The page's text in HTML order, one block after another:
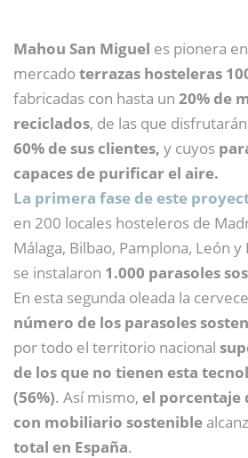
Mahou San Miguel es pionera
mercadoterrazas hosteleras
fabricadas con hasta un 20% de
reciclados, de las que
60% de sus clientes, y cuyos
capaces de purificar el aire.
La primera fase de este
en 200 locales hosteleros de
Málaga, Bilbao, Pamplona, León
se instalaron 1.000 parasoles
En esta segunda oleada la
número de los parasoles
por todo el territorio nacional
de los que no tienen esta
(56%). Así mismo, el porcentaje
con mobiliario sostenible
total en España.